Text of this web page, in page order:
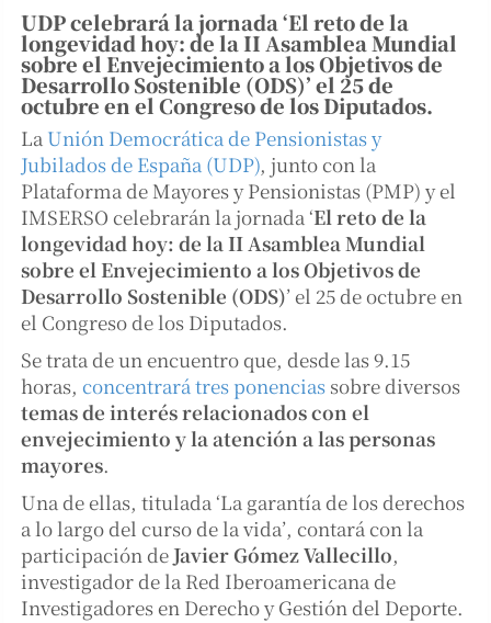
UDP celebrará la jornada ‘El reto de la
longevidad hoy: de la II Asamblea Mundial
sobre el Envejecimiento a los Objetivos de
Desarrollo Sostenible (ODS)’ el 25 de
octubre en el Congreso de los Diputados.
La Unión Democrática de Pensionistas y
Jubilados de España (UDP), junto con la
Plataforma de Mayores y Pensionistas (PMP) y el
IMSERSO celebrarán la jornada ‘El reto de la
longevidad hoy: de la II Asamblea Mundial
sobre el Envejecimiento a los Objetivos de
Desarrollo Sostenible (ODS)’ el 25 de octubre en
el Congreso de los Diputados.
Se trata de un encuentro que, desde las 9.15
horas, concentrará tres ponencias sobre diversos
temas de interés relacionados con el
envejecimiento y la atención a las personas
mayores.
Una de ellas, titulada ‘La garantía de los derechos
a lo largo del curso de la vida’, contará con la
participación de Javier Gómez Vallecillo,
investigador de la Red Iberoamericana de
Investigadores en Derecho y Gestión del Deporte.